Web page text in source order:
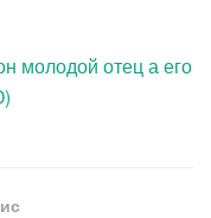
молодой отец а его